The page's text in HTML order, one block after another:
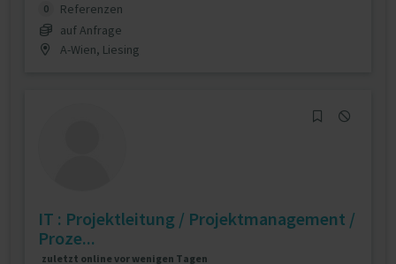
0
Referenzen
auf Anfrage
A-Wien, Liesing
IT : Projektleitung / Projektmanagement /
Proze...
zuletzt online vor wenigen Tagen